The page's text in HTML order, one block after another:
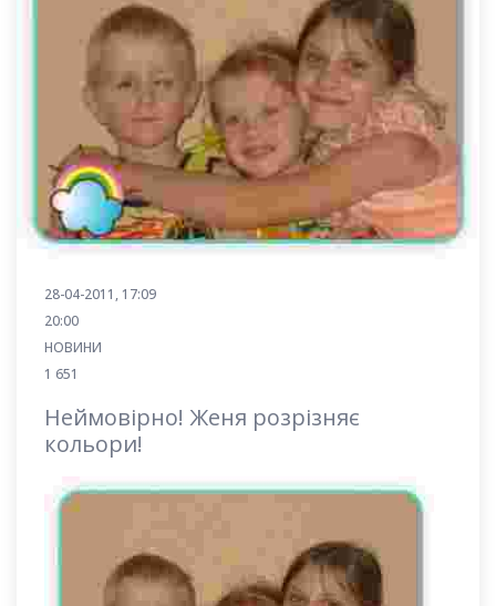
28-04-2011, 17:09
20:00
НОВИНИ
1 651
Неймовірно! Женя розрізняє
кольори!